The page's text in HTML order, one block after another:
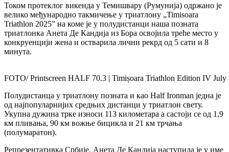
Током протеклог викенда у Темишвару (Румунија) одржано је
велико међународно такмичење у триатлону „Timisoara
Triathlon 2025” на коме је у полудистанци наша позната
триатлонка Анета Де Кандија из Бора освојила треће место у
конкруенцији жена и остварила лични рекрд од 5 сати и 8
минута.
FOTO/ Printscreen HALF 70.3 | Timișoara Triathlon Edition IV July
Полудистанца у триатлону позната и као Half Ironman једна је
од најпопуларнијих средњих дистанци у триатлон свету.
Укупна дужина трке износи 113 километара а састоји се од 1,9
км пливања, 90 км вожње бицикла и 21 км трчања
(полумаратон).
Репрезентативка Србије, Анета Де Кандија наступила је у име